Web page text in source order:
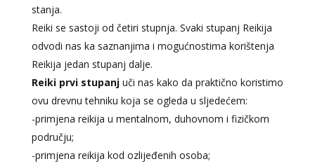
stanja.
Reiki se sastoji od četiri stupnja. Svaki stupanj Reikija
odvodi nas ka saznanjima i mogućnostima korištenja
Reikija jedan stupanj dalje.
Reiki prvi stupanjuči nas kako da praktično koristimo
ovu drevnu tehniku ​​koja se ogleda u sljedećem:
-primjena reikija u mentalnom, duhovnom i fizičkom
području;
-primjena reikija kod ozlijeđenih osoba;